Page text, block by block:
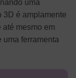
uma
3D é amplamente
mesmo em
uma ferramenta